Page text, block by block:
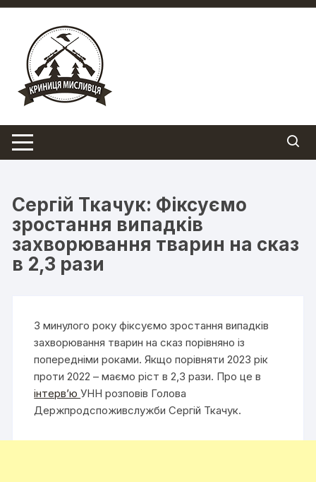
Перейти
вмісту
Сергій Ткачук: Фіксуємо
зростання випадків
захворювання тварин на сказ
в 2,3 рази
З минулого року фіксуємо зростання випадків
захворювання тварин на сказ порівняно із
попередніми роками. Якщо порівняти 2023 рік
проти 2022 – маємо ріст в 2,3 рази. Про це в
інтервʼюУНН розповів Голова
Держпродспоживслужби Сергій Ткачук.